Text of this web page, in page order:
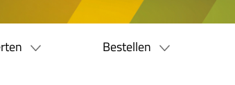
Bestellen